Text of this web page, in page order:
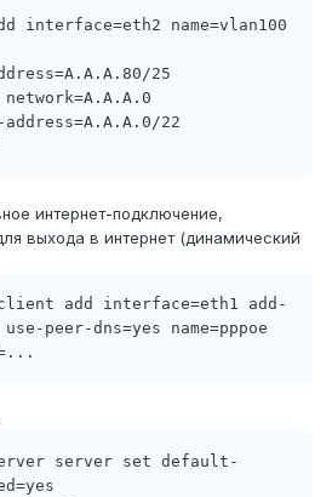
interface=eth2 name=vlan100
25
22
интернет-подключение,
выхода в интернет (динамический
add interface=eth1 add-
peer-dns=yes name=pppoe
server set default-